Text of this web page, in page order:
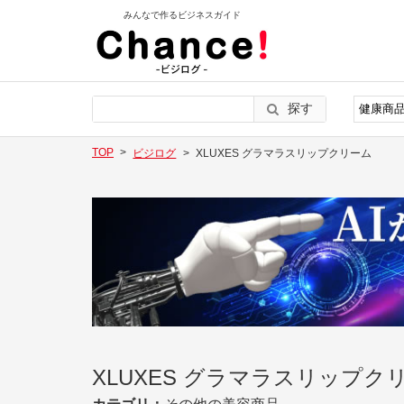
みんなで作るビジネスガイド
探す
TOP ビジログ XLUXES グラマラスリップクリーム
XLUXES グラマラスリップク